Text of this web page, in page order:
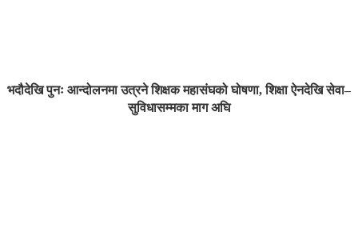
भदौदेखि पुनः आन्दोलनमा उत्रने शिक्षक महासंघको घोषणा, शिक्षा ऐनदेखि सेवा–
सुविधासम्मका माग अघि